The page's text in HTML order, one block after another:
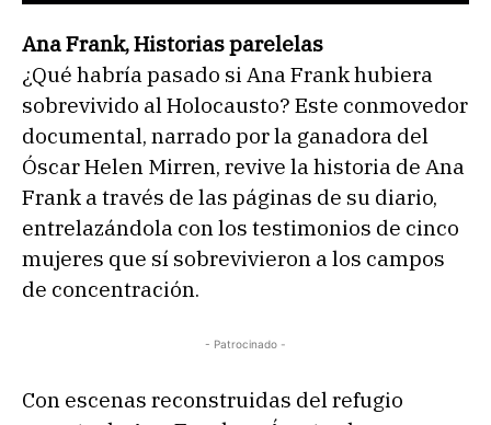
Ana Frank, Historias parelelas
¿Qué habría pasado si Ana Frank hubiera
sobrevivido al Holocausto? Este conmovedor
documental, narrado por la ganadora del
Óscar Helen Mirren, revive la historia de Ana
Frank a través de las páginas de su diario,
entrelazándola con los testimonios de cinco
mujeres que sí sobrevivieron a los campos
de concentración.
- Patrocinado -
Con escenas reconstruidas del refugio